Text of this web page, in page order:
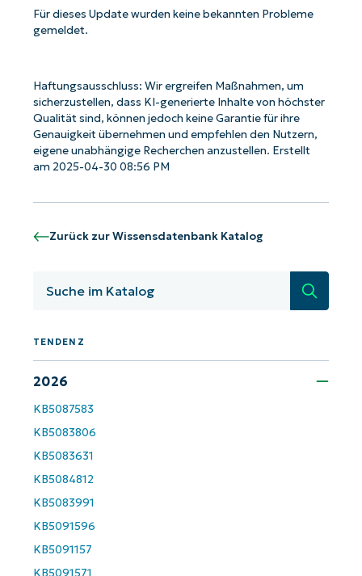
Für dieses Update wurden keine bekannten Probleme
gemeldet.
Haftungsausschluss: Wir ergreifen Maßnahmen, um
sicherzustellen, dass KI-generierte Inhalte von höchster
Qualität sind, können jedoch keine Garantie für ihre
Genauigkeit übernehmen und empfehlen den Nutzern,
eigene unabhängige Recherchen anzustellen. Erstellt
am 2025-04-30 08:56 PM
Zurück zur Wissensdatenbank Katalog
Suche
TENDENZ
2026
KB5087583
KB5083806
KB5083631
KB5084812
KB5083991
KB5091596
KB5091157
KB5091571
First
last
name*
Business
email*